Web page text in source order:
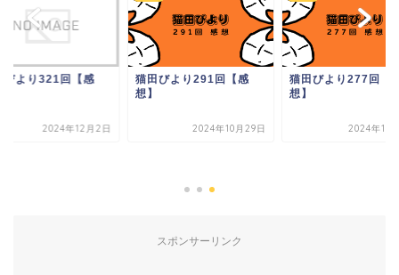
びより321回【感
2024年12月2日
猫田びより291回【感
想】
2024年10月29日
猫田びより277回【
想】
2024年10
スポンサーリンク